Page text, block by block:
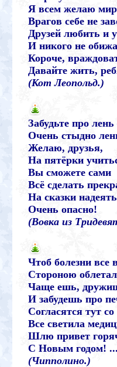
Я всем желаю
Врагов себе не
Друзей любить и
И никого не
Короче,
Давайте жить,
(Кот Леопольд.)
Забудьте про лень
Очень стыдно
Желаю, друзья,
На пятёрки
Вы сможете сами
Всё сделать
На сказки
Очень опасно!
(Вовка из
Чтоб болезни все
Стороною
Чаще ешь,
И забудешь про
Согласятся тут
Все светила
Шлю привет
С Новым годом!
(Чипполино.)